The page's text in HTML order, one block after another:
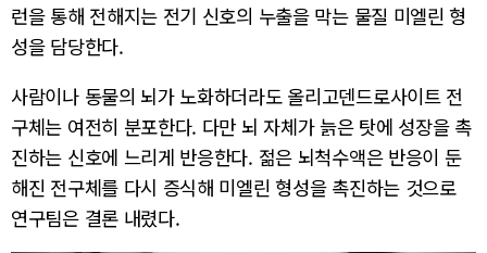
런을 통해 전해지는 전기 신호의 누출을 막는 물질 미엘린 형
성을 담당한다.
사람이나 동물의 뇌가 노화하더라도 올리고덴드로사이트 전
구체는 여전히 분포한다. 다만 뇌 자체가 늙은 탓에 성장을 촉
진하는 신호에 느리게 반응한다. 젊은 뇌척수액은 반응이 둔
해진 전구체를 다시 증식해 미엘린 형성을 촉진하는 것으로
연구팀은 결론 내렸다.